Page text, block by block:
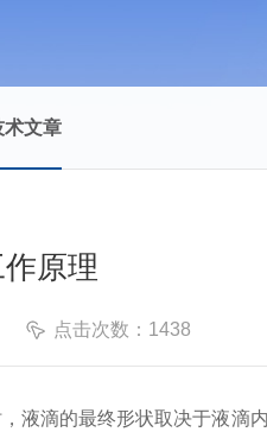
术文章
原理
点击次数：1438
液滴的最终形状取决于液滴